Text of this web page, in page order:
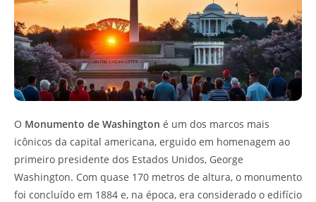
O Monumento de Washington é um dos marcos mais
icônicos da capital americana, erguido em homenagem ao
primeiro presidente dos Estados Unidos, George
Washington. Com quase 170 metros de altura, o monumento
foi concluído em 1884 e, na época, era considerado o edifício